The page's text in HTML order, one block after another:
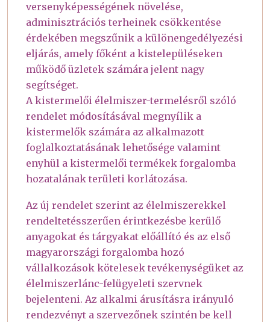
versenyképességének növelése,
adminisztrációs terheinek csökkentése
érdekében megszűnik a különengedélyezési
eljárás, amely főként a kistelepüléseken
működő üzletek számára jelent nagy
segítséget.
A kistermelői élelmiszer-termelésről szóló
rendelet módosításával megnyílik a
kistermelők számára az alkalmazott
foglalkoztatásának lehetősége valamint
enyhül a kistermelői termékek forgalomba
hozatalának területi korlátozása.
Az új rendelet szerint az élelmiszerekkel
rendeltetésszerűen érintkezésbe kerülő
anyagokat és tárgyakat előállító és az első
magyarországi forgalomba hozó
vállalkozások kötelesek tevékenységüket az
élelmiszerlánc-felügyeleti szervnek
bejelenteni. Az alkalmi árusításra irányuló
rendezvényt a szervezőnek szintén be kell